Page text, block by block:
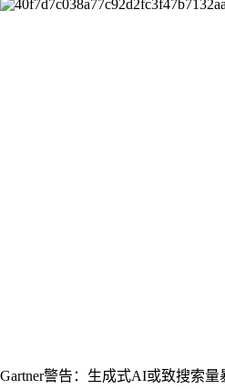
Gartner警告：生成式AI或致搜索